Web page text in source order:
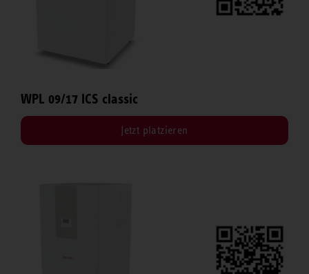
WPL 09/17 ICS classic
Jetzt platzieren